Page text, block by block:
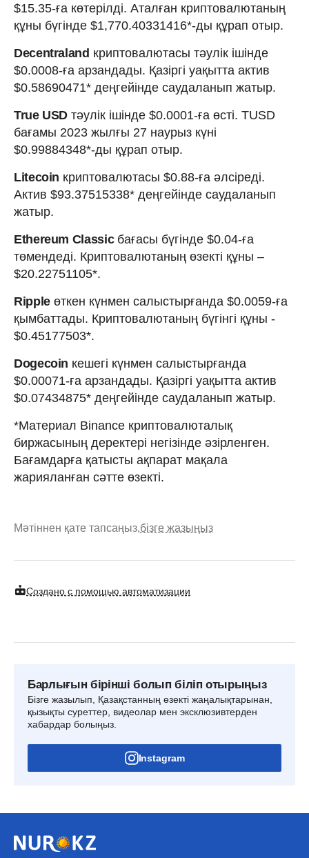
$15.35-ға көтерілді. Аталған криптовалютаның
құны бүгінде $1,770.40331416*-ды құрап отыр.
Decentraland криптовалютасы тәулік ішінде
$0.0008-ға арзандады. Қазіргі уақытта актив
$0.58690471* деңгейінде саудаланып жатыр.
True USD тәулік ішінде $0.0001-ға өсті. TUSD
бағамы 2023 жылғы 27 наурыз күні
$0.99884348*-ды құрап отыр.
Litecoin криптовалютасы $0.88-ға әлсіреді.
Актив $93.37515338* деңгейінде саудаланып
жатыр.
Ethereum Classicбағасы бүгінде $0.04-ға
төмендеді. Криптовалютаның өзекті құны –
$20.22751105*.
Rippleөткен күнмен салыстырғанда $0.0059-ға
қымбаттады. Криптовалютаның бүгінгі құны -
$0.45177503*.
Dogecoin кешегі күнмен салыстырғанда
$0.00071-ға арзандады. Қазіргі уақытта актив
$0.07434875* деңгейінде саудаланып жатыр.
*Материал Binance криптовалюталық
биржасының деректері негізінде әзірленген.
Бағамдарға қатысты ақпарат мақала
жарияланған сәтте өзекті.
Мәтіннен қате тапсаңыз,бізге жазыңыз
Создано с помощью автоматизации
Барлығын бірінші болып біліп отырыңыз
Бізге жазылып, Қазақстанның өзекті жаңалықтарынан,
қызықты суреттер, видеолар мен эксклюзивтерден
хабардар болыңыз.
Instagram